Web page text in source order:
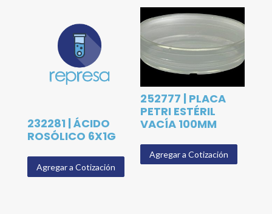
232281 | ÁCIDO
ROSÓLICO 6X1G
Agregar a Cotización
252777 | PLACA
PETRI ESTÉRIL
VACÍA 100MM
Agregar a Cotización